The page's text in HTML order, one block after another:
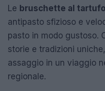
Le bruschette al tartufo
antipasto sfizioso e
pasto in modo gustoso.
storie e tradizioni
assaggio in un viaggio
regionale.